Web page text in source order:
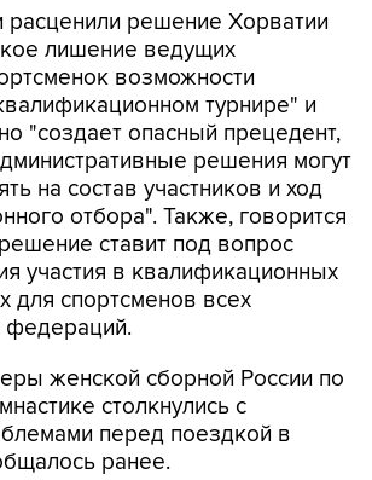
расценили решение Хорватии
лишение ведущих
возможности
турнире" и
"создает опасный прецедент,
решения могут
на состав участников и ход
отбора". Также, говорится
ставит под вопрос
участия в квалификационных
для спортсменов всех
федераций.
женской сборной России по
столкнулись с
перед поездкой в
ранее.